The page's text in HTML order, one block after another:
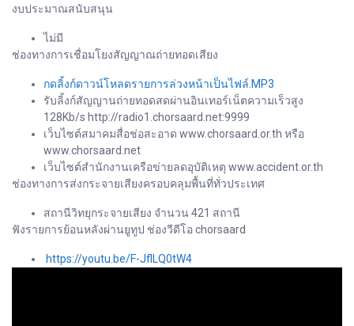
งบประมาณสนับสนุน
ไม่มี
ช่องทางการเชื่อมโยงสัญญาณถ่ายทอดเสียง
กดลิ้งก์ดาวน์โหลดรายการล่วงหน้าเป็นไฟล์.MP3
รับลิ้งก์สัญญานถ่ายทอดสดผ่านอินเทอร์เน็ตความเร็วสูง
128Kb/s http://radio1.chorsaard.net:9999
เว็บไซต์สมาคมสื่อช่อสะอาด www.chorsaard.or.th หรือ
www.chorsaard.net
เว็บไซต์สำนักงานเครือข่ายลดอุบัติเหตุ www.accident.or.th
ช่องทางการส่งกระจายเสียงครอบคลุมพื้นที่ทั่วประเทศ
สถานีวิทยุกระจายเสียง จำนวน 421 สถานี
ฟังรายการย้อนหลังผ่านยูทูป ช่องวีดีโอ chorsaard
https://youtu.be/F-JflLQ0tW4